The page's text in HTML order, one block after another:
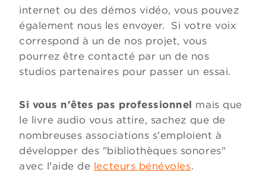
internet ou des démos vidéo, vous pouvez
également nous les envoyer. Si votre voix
correspond à un de nos projet, vous
pourrez être contacté par un de nos
studios partenaires pour passer un essai.
Si vous n'êtes pas professionnel mais que
le livre audio vous attire, sachez que de
nombreuses associations s'emploient à
développer des "bibliothèques sonores"
avec l'aide de lecteurs bénévoles.